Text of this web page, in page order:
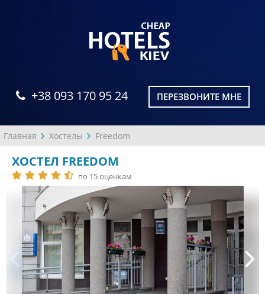
+38 093 170 95 24 ПЕРЕЗВОНИТЕ МНЕ
Главная Хостелы Freedom
ХОСТЕЛ FREEDOM
по 15 оценкам